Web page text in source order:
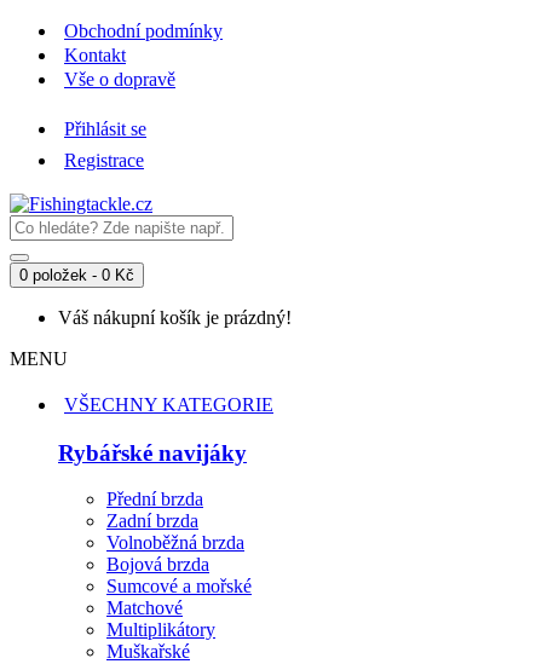
Obchodní podmínky
Kontakt
Vše o dopravě
Přihlásit se
Registrace
0 položek - 0 Kč
Váš nákupní košík je prázdný!
MENU
VŠECHNY KATEGORIE
Rybářské navijáky
Přední brzda
Zadní brzda
Volnoběžná brzda
Bojová brzda
Sumcové a mořské
Matchové
Multiplikátory
Muškařské